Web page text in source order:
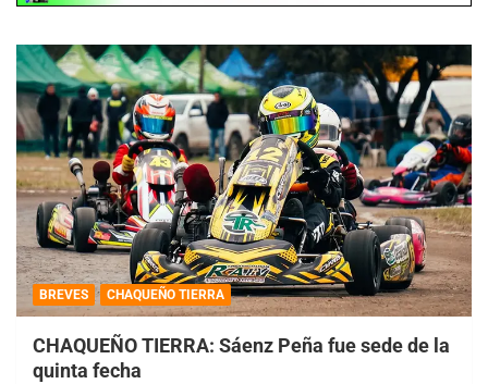
BREVES CHAQUEÑO TIERRA
CHAQUEÑO TIERRA: Sáenz Peña fue sede de la
quinta fecha